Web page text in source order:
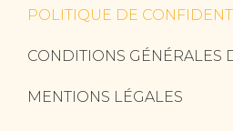
POLITIQUE DE
CONDITIONS GÉNÉRALES
MENTIONS LÉGALES